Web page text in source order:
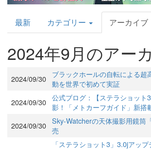
AstroArts
Topics
最新 カテゴリー アーカイブ
2024年9月のアー
2024/09/30
ブラックホールの自転による超
動を世界で初めて実証
2024/09/30 公式ブログ：【ステラショット
影！「メトカーフガイド」新搭
2024/09/30 Sky-Watcherの天体撮影用鏡筒
売
「ステラショット3」3.0jアッ